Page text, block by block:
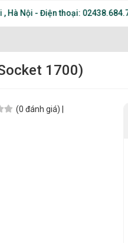
- Điện thoại: 02438.684.748
1700)
(0 đánh giá) |